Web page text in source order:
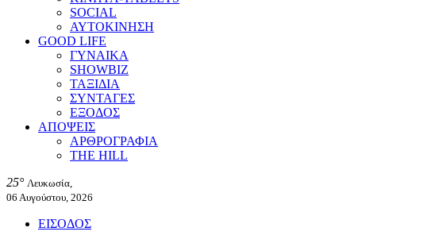
SOCIAL
ΑΥΤΟΚΙΝΗΣΗ
GOOD LIFE
ΓΥΝΑΙΚΑ
SHOWBIZ
ΤΑΞΙΔΙΑ
ΣΥΝΤΑΓΕΣ
ΕΞΟΔΟΣ
ΑΠΟΨΕΙΣ
ΑΡΘΡΟΓΡΑΦΙΑ
THE HILL
25° Λευκωσία,
06 Αυγούστου, 2026
ΕΙΣΟΔΟΣ